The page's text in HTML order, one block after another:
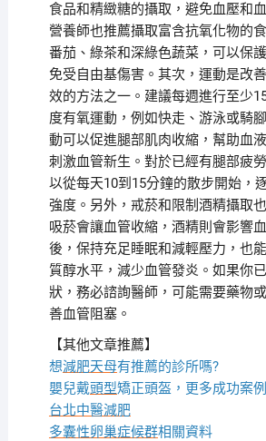
食品和精緻糖的攝取，避免血壓和
營養師也推薦攝取富含抗氧化物的
番茄、綠茶和深綠色蔬菜，可以保
免受自由基傷害。其次，運動是改
效的方法之一。建議每週進行至少
度有氧運動，例如快走、游泳或騎
動可以促進腿部肌肉收縮，幫助血
刺激血管新生。對於已經有腿部疲
以從每天10到15分鐘的散步開始，
強度。另外，戒菸和限制酒精攝取
吸菸會讓血管收縮，酒精則會影響
後，保持充足睡眠和減輕壓力，也
質醇水平，減少血管發炎。如果你
狀，務必諮詢醫師，可能需要藥物
善血管阻塞。
【其他文章推薦】
想減肥天母有推薦的診所嗎?
嬰兒戴頭型矯正頭盔，更多成功案
台北中醫減肥
多囊性卵巢症候群相關資料